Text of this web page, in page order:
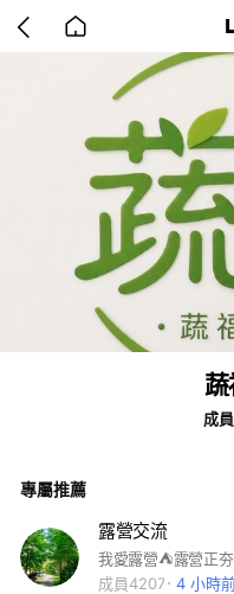
back
home
蔬
成
專屬推薦
露營交流
成員4207
4 小時